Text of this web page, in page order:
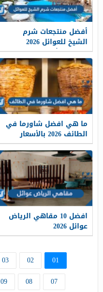
أفضل منتجعات شرم
الشيخ للعوائل 2026
وقائمة الأسعار
ما هي افضل شاورما في
الطائف 2026 بالأسعار
افضل 10 مقاهي الرياض
عوائل 2026
01
02
03
07
08
09